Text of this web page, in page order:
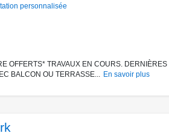
personnalisée
OFFERTS* TRAVAUX EN COURS. DERNIÈRES
BALCON OU TERRASSE...
En savoir plus